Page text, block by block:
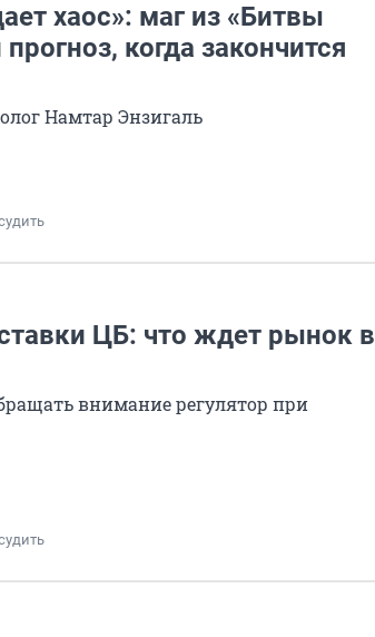
хаос»: маг из «Битвы
когда закончится
Намтар Энзигаль
ЦБ: что ждет рынок в
внимание регулятор при